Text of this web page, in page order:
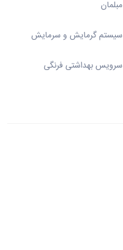
مبلمان
سیستم گرمایش و سرمایش
سرویس بهداشتی فرنگی